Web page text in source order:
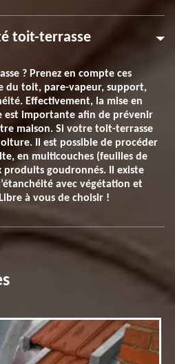
toit-terrasse
? Prenez en compte ces
du toit, pare-vapeur, support,
Effectivement, la mise en
est importante afin de prévenir
maison. Si votre toit-terrasse
Il est possible de procéder
en multicouches (feuilles de
produits goudronnés. Il existe
avec végétation et
à vous de choisir !